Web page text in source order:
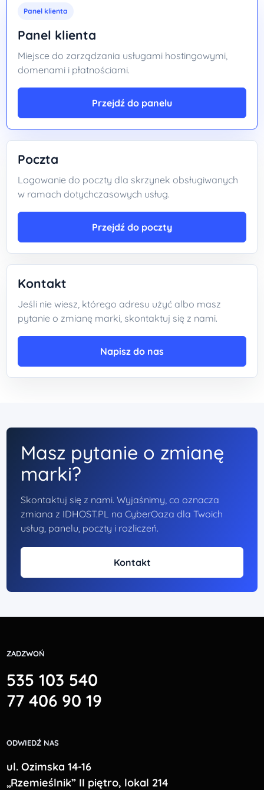
Panel klienta
Panel klienta
Miejsce do zarządzania usługami hostingowymi,
domenami i płatnościami.
Przejdź do panelu
Poczta
Logowanie do poczty dla skrzynek obsługiwanych
w ramach dotychczasowych usług.
Przejdź do poczty
Kontakt
Jeśli nie wiesz, którego adresu użyć albo masz
pytanie o zmianę marki, skontaktuj się z nami.
Napisz do nas
Masz pytanie o zmianę
marki?
Skontaktuj się z nami. Wyjaśnimy, co oznacza
zmiana z IDHOST.PL na CyberOaza dla Twoich
usług, panelu, poczty i rozliczeń.
Kontakt
ZADZWOŃ
535 103 540
77 406 90 19
ODWIEDŹ NAS
ul. Ozimska 14-16
„Rzemieślnik” II piętro, lokal 214